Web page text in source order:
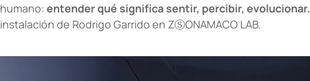
humano: entender qué significa sentir, percibir, evolucionar.
instalación de Rodrigo Garrido en ZⓈONAMACO LAB.